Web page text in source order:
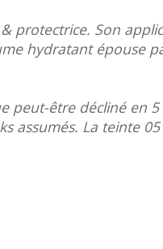
protectrice. Son
hydratant épouse
peut-être décliné en
assumés. La teinte